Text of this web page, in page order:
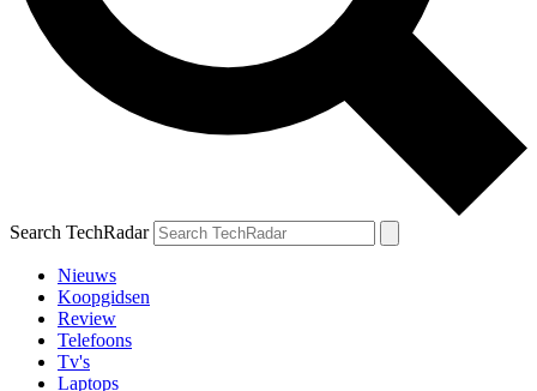
Search TechRadar
Nieuws
Koopgidsen
Review
Telefoons
Tv's
Laptops